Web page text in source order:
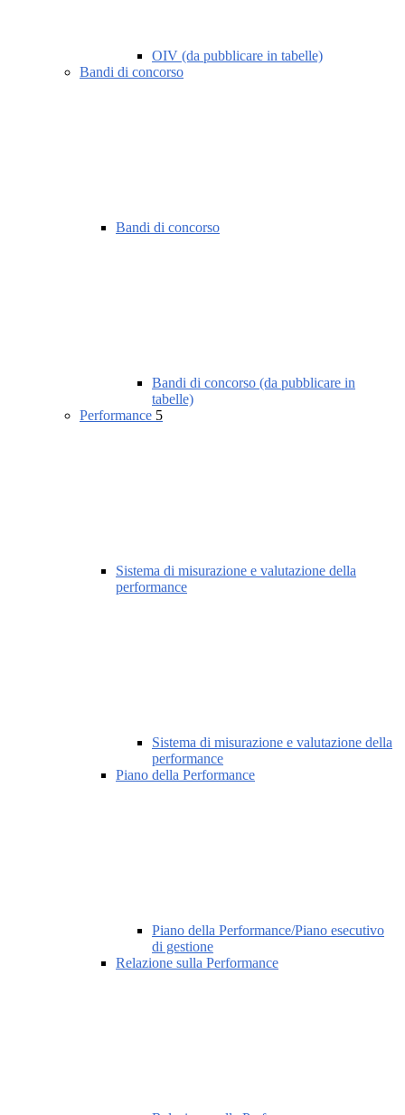
OIV (da pubblicare in tabelle)
Bandi di concorso
Bandi di concorso
Bandi di concorso (da pubblicare in
tabelle)
Performance 5
Sistema di misurazione e valutazione della
performance
Sistema di misurazione e valutazione della
performance
Piano della Performance
Piano della Performance/Piano esecutivo
di gestione
Relazione sulla Performance